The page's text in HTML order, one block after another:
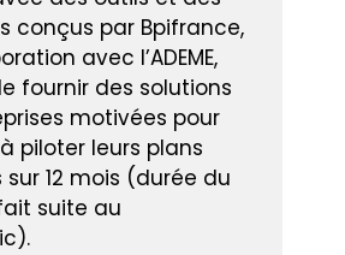
conçus par Bpifrance,
avec l’ADEME,
fournir des solutions
motivées pour
piloter leurs plans
sur 12 mois (durée du
suite au